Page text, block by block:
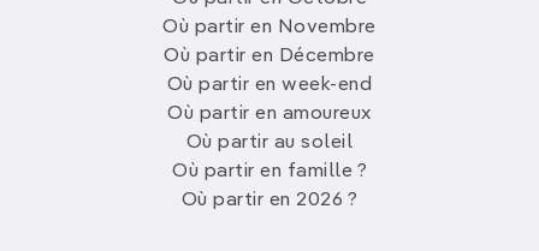
Où partir en Novembre
Où partir en Décembre
Où partir en week-end
Où partir en amoureux
Où partir au soleil
Où partir en famille ?
Où partir en 2026 ?